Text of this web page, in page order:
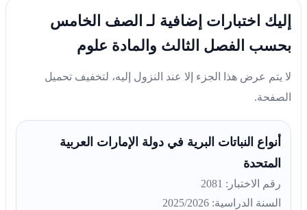
إليك اختبارات إضافية لـ الصف الخامس
بحسب الفصل الثالث والمادة علوم
لا يتم عرض هذا الجزء إلا عند النزول إليه، لتخفيف تحميل
الصفحة.
أنواع النباتات البرية في دولة الإمارات العربية
المتحدة
رقم الاختبار: 2081
السنة الدراسية: 2025/2026